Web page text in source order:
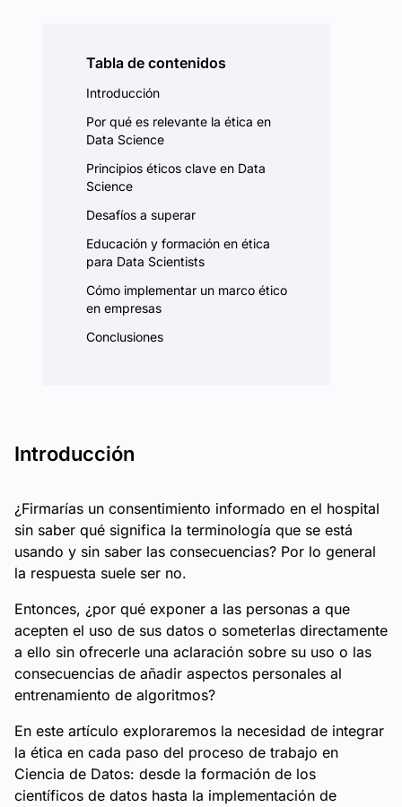
Tabla de contenidos
Introducción
Por qué es relevante la ética en
Data Science
Principios éticos clave en Data
Science
Desafíos a superar
Educación y formación en ética
para Data Scientists
Cómo implementar un marco ético
en empresas
Conclusiones
Introducción
¿Firmarías un consentimiento informado en el hospital
sin saber qué significa la terminología que se está
usando y sin saber las consecuencias? Por lo general
la respuesta suele ser no.
Entonces, ¿por qué exponer a las personas a que
acepten el uso de sus datos o someterlas directamente
a ello sin ofrecerle una aclaración sobre su uso o las
consecuencias de añadir aspectos personales al
entrenamiento de algoritmos?
En este artículo exploraremos la necesidad de integrar
la ética en cada paso del proceso de trabajo en
Ciencia de Datos: desde la formación de los
científicos de datos hasta la implementación de